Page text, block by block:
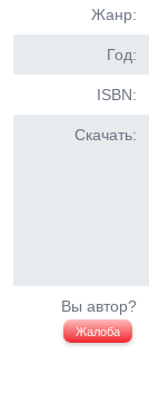
Жанр:
Год:
ISBN:
Скачать:
Вы автор?
Жалоба